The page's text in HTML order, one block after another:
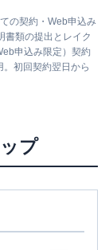
の契約・Web申込み
書類の提出とレイク
申込み限定）契約
初回契約翌日から
プ